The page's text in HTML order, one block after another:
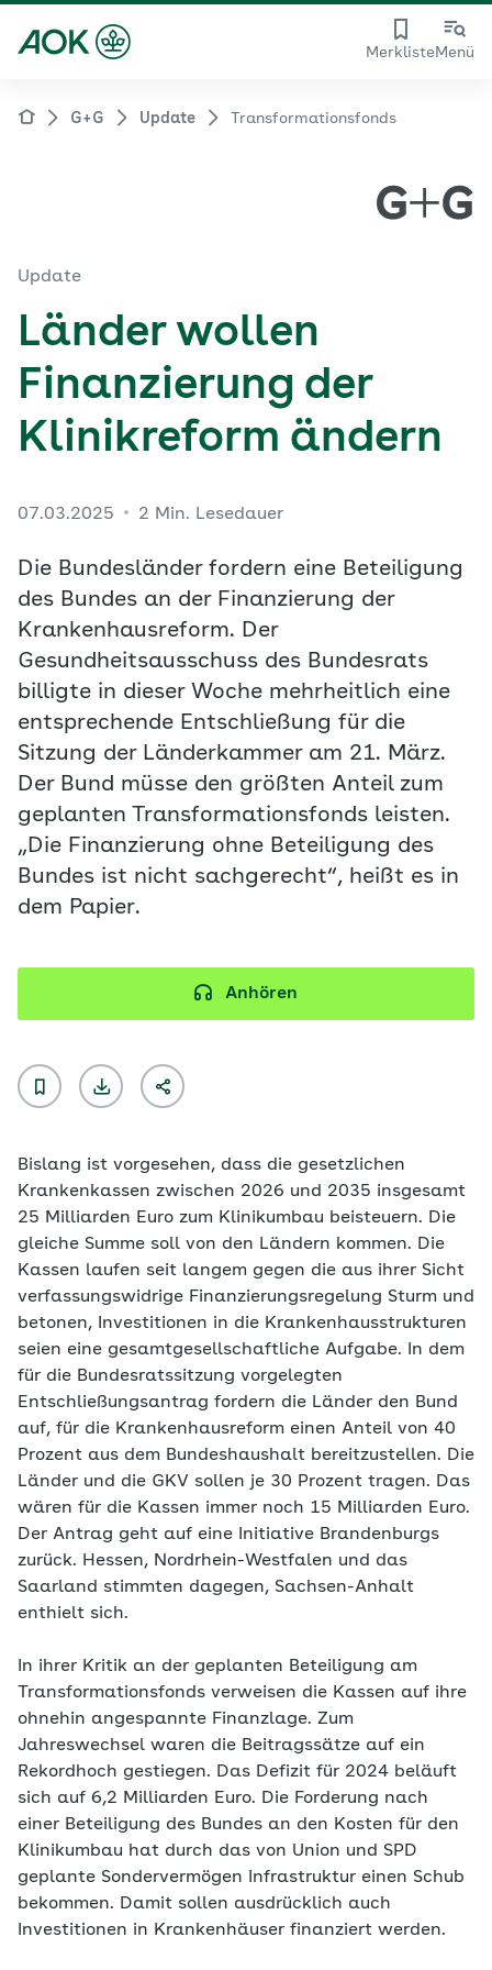
MerklisteMenü
G+G Update Transformationsfonds
Update
Länder wollen
Finanzierung der
Klinikreform ändern
07.03.2025 2 Min. Lesedauer
Die Bundesländer fordern eine Beteiligung
des Bundes an der Finanzierung der
Krankenhausreform. Der
Gesundheitsausschuss des Bundesrats
billigte in dieser Woche mehrheitlich eine
entsprechende Entschließung für die
Sitzung der Länderkammer am 21. März.
Der Bund müsse den größten Anteil zum
geplanten Transformationsfonds leisten.
„Die Finanzierung ohne Beteiligung des
Bundes ist nicht sachgerecht“, heißt es in
dem Papier.
Anhören
Bislang ist vorgesehen, dass die gesetzlichen
Krankenkassen zwischen 2026 und 2035 insgesamt
25 Milliarden Euro zum Klinikumbau beisteuern. Die
gleiche Summe soll von den Ländern kommen. Die
Kassen laufen seit langem gegen die aus ihrer Sicht
verfassungswidrige Finanzierungsregelung Sturm und
betonen, Investitionen in die Krankenhausstrukturen
seien eine gesamtgesellschaftliche Aufgabe. In dem
für die Bundesratssitzung vorgelegten
Entschließungsantrag fordern die Länder den Bund
auf, für die Krankenhausreform einen Anteil von 40
Prozent aus dem Bundeshaushalt bereitzustellen. Die
Länder und die GKV sollen je 30 Prozent tragen. Das
wären für die Kassen immer noch 15 Milliarden Euro.
Der Antrag geht auf eine Initiative Brandenburgs
zurück. Hessen, Nordrhein-Westfalen und das
Saarland stimmten dagegen, Sachsen-Anhalt
enthielt sich.
In ihrer Kritik an der geplanten Beteiligung am
Transformationsfonds verweisen die Kassen auf ihre
ohnehin angespannte Finanzlage. Zum
Jahreswechsel waren die Beitragssätze auf ein
Rekordhoch gestiegen. Das Defizit für 2024 beläuft
sich auf 6,2 Milliarden Euro. Die Forderung nach
einer Beteiligung des Bundes an den Kosten für den
Klinikumbau hat durch das von Union und SPD
geplante Sondervermögen Infrastruktur einen Schub
bekommen. Damit sollen ausdrücklich auch
Investitionen in Krankenhäuser finanziert werden.